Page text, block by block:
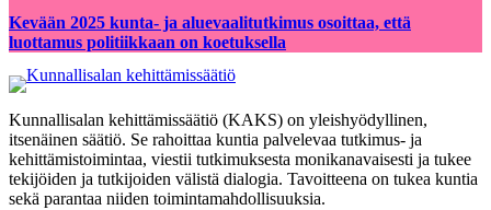
Kevään 2025 kunta- ja aluevaalitutkimus osoittaa, että
luottamus politiikkaan on koetuksella
Kunnallisalan kehittämissäätiö (KAKS) on yleishyödyllinen,
itsenäinen säätiö. Se rahoittaa kuntia palvelevaa tutkimus- ja
kehittämistoimintaa, viestii tutkimuksesta monikanavaisesti ja tukee
tekijöiden ja tutkijoiden välistä dialogia. Tavoitteena on tukea kuntia
sekä parantaa niiden toimintamahdollisuuksia.